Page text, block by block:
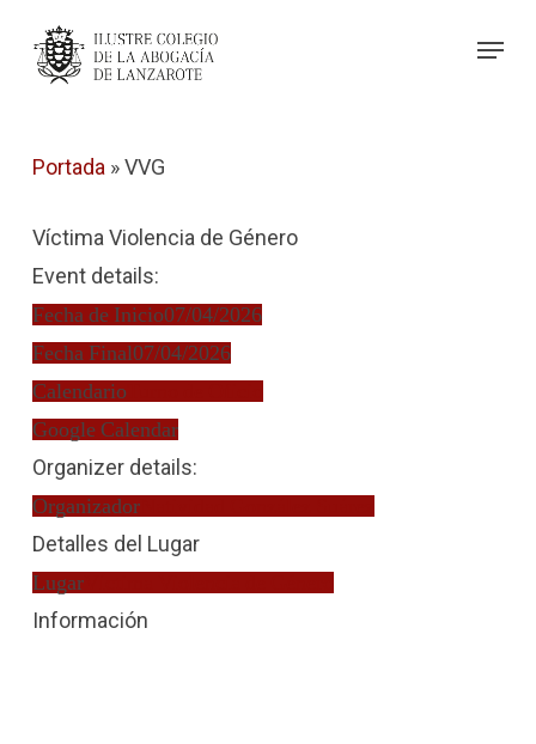
Menu
Portada »VVG
Víctima Violencia de Género
Event details:
Fecha de Inicio07/04/2026
Fecha Final07/04/2026
Calendario
Google Calendar
Organizer details:
OrganizadorNatividad González Suárez
Detalles del Lugar
LugarVíctima Violencia de Género
Información